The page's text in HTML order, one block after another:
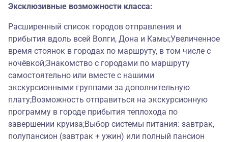
Эксклюзивные возможности класса:
Расширенный список городов отправления и
прибытия вдоль всей Волги, Дона и Камы;Увеличенное
время стоянок в городах по маршруту, в том числе с
ночёвкой;Знакомство с городами по маршруту
самостоятельно или вместе с нашими
экскурсионными группами за дополнительную
плату;Возможность отправиться на экскурсионную
программу в городе прибытия теплохода по
завершении круиза;Выбор системы питания: завтрак,
полупансион (завтрак + ужин) или полный пансион